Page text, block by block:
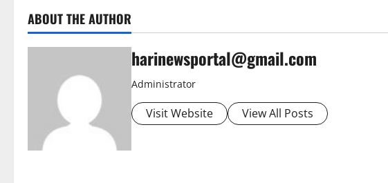
ABOUT THE AUTHOR
harinewsportal@gmail.com
Administrator
Visit Website View All Posts